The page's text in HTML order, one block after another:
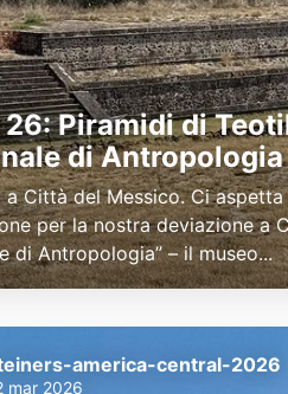
26: Piramidi di
di Antropologia
a Città del Messico. Ci
per la nostra deviazione a
di Antropologia” – il museo...
america-central-2026
mar 2026